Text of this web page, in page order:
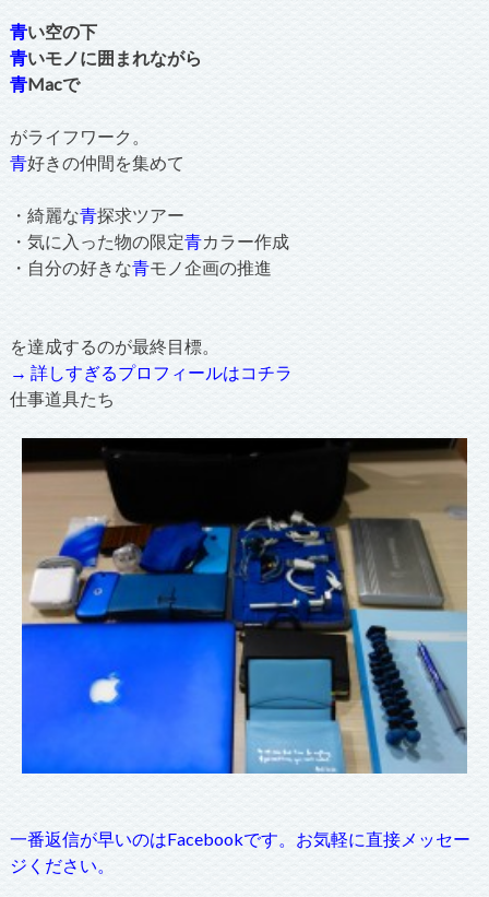
青い空の下
青いモノに囲まれながら
青Macで
がライフワーク。
青好きの仲間を集めて
・綺麗な青探求ツアー
・気に入った物の限定青カラー作成
・自分の好きな青モノ企画の推進
を達成するのが最終目標。
→ 詳しすぎるプロフィールはコチラ
仕事道具たち
一番返信が早いのはFacebookです。お気軽に直接メッセー
ジください。